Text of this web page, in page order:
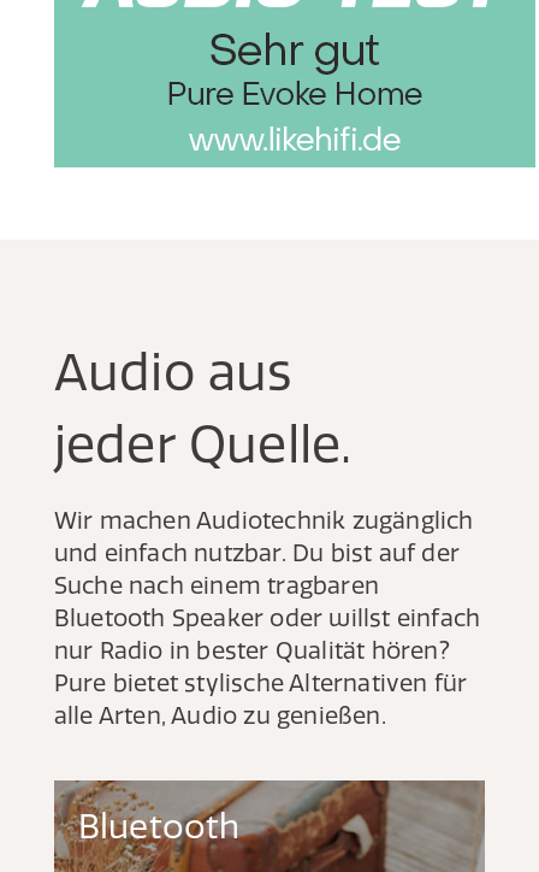
Audio aus
jeder Quelle.
Wir machen Audiotechnik zugänglich
und einfach nutzbar. Du bist auf der
Suche nach einem tragbaren
Bluetooth Speaker oder willst einfach
nur Radio in bester Qualität hören?
Pure bietet stylische Alternativen für
alle Arten, Audio zu genießen.
Bluetooth